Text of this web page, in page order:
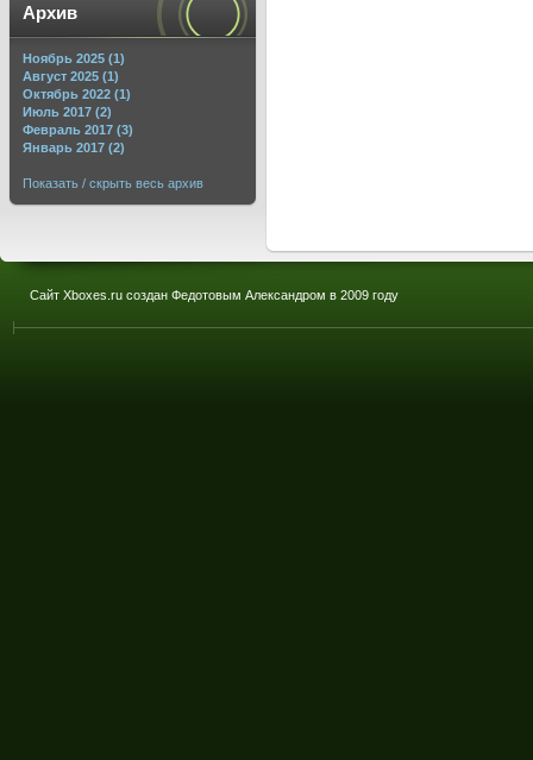
Архив
Ноябрь 2025 (1)
Август 2025 (1)
Октябрь 2022 (1)
Июль 2017 (2)
Февраль 2017 (3)
Январь 2017 (2)
Показать / скрыть весь архив
Сайт Xboxes.ru создан Федотовым Александром в 2009 году